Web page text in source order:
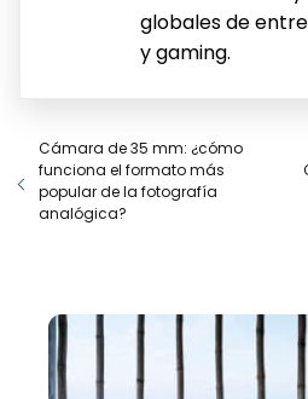
globales de
y gaming.
Cámara de 35 mm: ¿cómo
funciona el formato más
popular de la fotografía
analógica?